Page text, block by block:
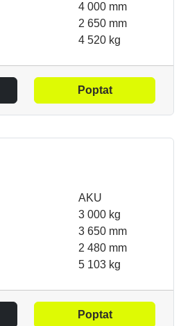
4 000 mm
2 650 mm
4 520 kg
Poptat
AKU
3 000 kg
3 650 mm
2 480 mm
5 103 kg
Poptat